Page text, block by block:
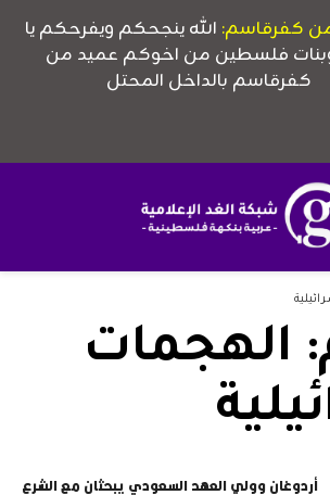
الهجمات
أردوغان وولي العهد السعودي يبحثان مع الشرع